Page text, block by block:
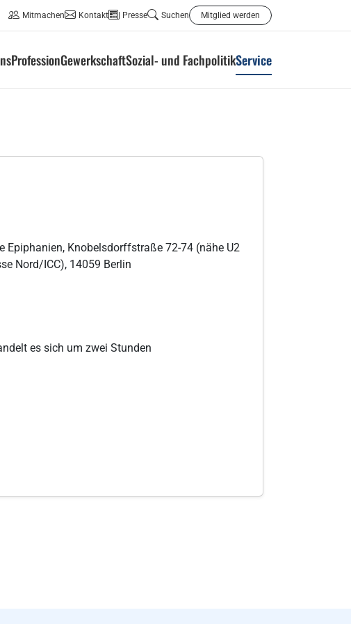
Mitmachen Kontakt Presse Suchen Mitglied werden
ProfessionGewerkschaftSozial- und FachpolitikService
Epiphanien, Knobelsdorffstraße 72-74 (nähe U2
Nord/ICC), 14059 Berlin
es sich um zwei Stunden